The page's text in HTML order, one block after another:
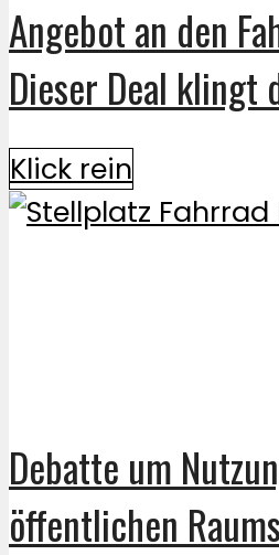
Angebot an den
Dieser Deal klingt
Klick rein
Debatte um
öffentlichen